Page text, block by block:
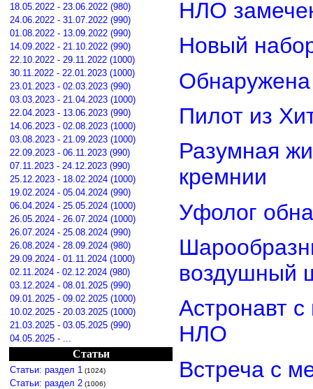
18.05.2022 - 23.06.2022 (980)
24.06.2022 - 31.07.2022 (990)
01.08.2022 - 13.09.2022 (990)
14.09.2022 - 21.10.2022 (990)
22.10.2022 - 29.11.2022 (1000)
30.11.2022 - 22.01.2023 (1000)
23.01.2023 - 02.03.2023 (990)
03.03.2023 - 21.04.2023 (1000)
22.04.2023 - 13.06.2023 (990)
14.06.2023 - 02.08.2023 (1000)
03.08.2023 - 21.09.2023 (1000)
22.09.2023 - 06.11.2023 (990)
07.11.2023 - 24.12.2023 (990)
25.12.2023 - 18.02.2024 (1000)
19.02.2024 - 05.04.2024 (990)
06.04.2024 - 25.05.2024 (1000)
26.05.2024 - 26.07.2024 (1000)
26.07.2024 - 25.08.2024 (990)
26.08.2024 - 28.09.2024 (980)
29.09.2024 - 01.11.2024 (1000)
02.11.2024 - 02.12.2024 (980)
03.12.2024 - 08.01.2025 (990)
09.01.2025 - 09.02.2025 (1000)
10.02.2025 - 20.03.2025 (1000)
21.03.2025 - 03.05.2025 (990)
04.05.2025 - ...
Статьи
Статьи: раздел 1 (1024)
Статьи: раздел 2 (1006)
НЛО
Новый
Обнаружена
Пилот из
Разумная
кремнии
Уфолог
воздушный
Астронавт
НЛО
Встреча с